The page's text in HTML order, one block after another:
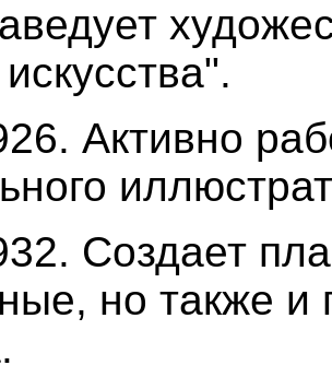
Активно
Создает
но также и